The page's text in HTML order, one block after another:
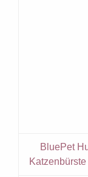
BluePet